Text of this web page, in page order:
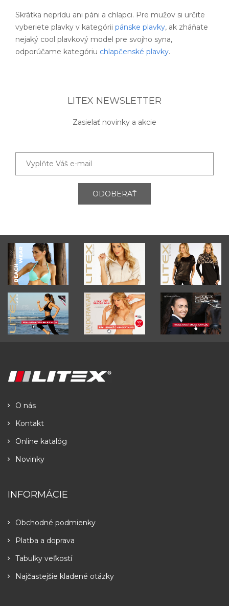
Skrátka neprídu ani páni a chlapci. Pre mužov si určite
vyberiete plavky v kategórii pánske plavky, ak zháňate
nejaký cool plavkový model pre svojho syna,
odporúčame kategóriu chlapčenské plavky.
LITEX NEWSLETTER
Zasielať novinky a akcie
ODOBERAŤ
O nás
Kontakt
Online katalóg
Novinky
INFORMÁCIE
Obchodné podmienky
Platba a doprava
Tabulky veľkostí
Najčastejšie kladené otázky